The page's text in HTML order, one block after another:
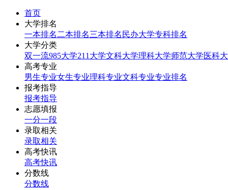
首页
大学排名
一本排名 二本排名三本排名 民办大学专科排名
大学分类
双一流985大学211大学文科大学理科大学师范大学医科
高考专业
男生专业女生专业理科专业文科专业专业排名
报考指导
报考指导
志愿填报
一分一段
录取相关
录取相关
高考快讯
高考快讯
分数线
分数线